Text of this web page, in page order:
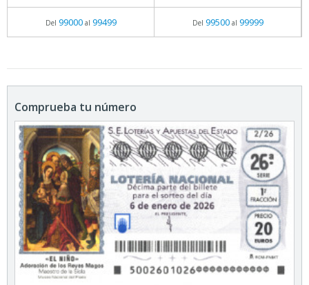
Del 99000al 99499 Del 99500al 99999
Comprueba tu número